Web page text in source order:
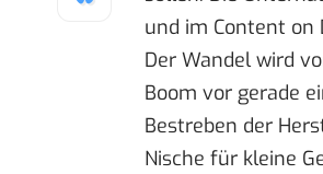
und im Content on
Der Wandel wird
Boom vor gerade
Bestreben der
Nische für kleine